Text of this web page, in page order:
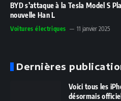
BYD s’attaque à la Tesla Model S
nouvelle Han L
Voitures électriques 11 janvier 2025
Dernières
Voici tous les
désormais officiel